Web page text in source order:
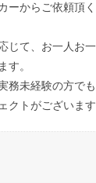
ーからご依頼頂
じて、お一人お
す。
務未経験の方で
クトがございます